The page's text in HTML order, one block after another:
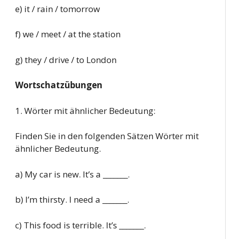
e) it / rain / tomorrow
f) we / meet / at the station
g) they / drive / to London
Wortschatzübungen
1. Wörter mit ähnlicher Bedeutung:
Finden Sie in den folgenden Sätzen Wörter mit
ähnlicher Bedeutung.
a) My car is new. It’s a _______.
b) I’m thirsty. I need a _______.
c) This food is terrible. It’s _______.